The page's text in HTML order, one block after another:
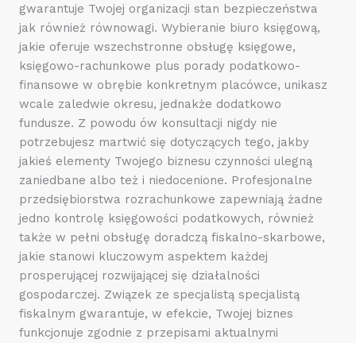
gwarantuje Twojej organizacji stan bezpieczeństwa
jak również równowagi. Wybieranie biuro księgową,
jakie oferuje wszechstronne obsługę księgowe,
księgowo-rachunkowe plus porady podatkowo-
finansowe w obrębie konkretnym placówce, unikasz
wcale zaledwie okresu, jednakże dodatkowo
fundusze. Z powodu ów konsultacji nigdy nie
potrzebujesz martwić się dotyczących tego, jakby
jakieś elementy Twojego biznesu czynności ulegną
zaniedbane albo też i niedocenione. Profesjonalne
przedsiębiorstwa rozrachunkowe zapewniają żadne
jedno kontrolę księgowości podatkowych, również
także w pełni obsługę doradczą fiskalno-skarbowe,
jakie stanowi kluczowym aspektem każdej
prosperującej rozwijającej się działalności
gospodarczej. Związek ze specjalistą specjalistą
fiskalnym gwarantuje, w efekcie, Twojej biznes
funkcjonuje zgodnie z przepisami aktualnymi